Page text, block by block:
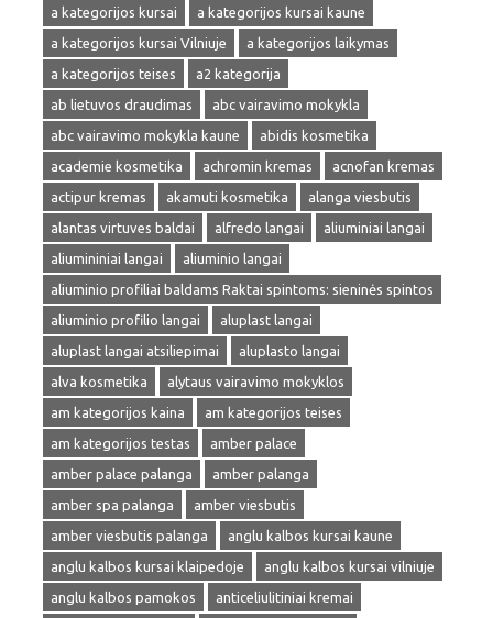
a kategorijos kursai
a kategorijos kursai kaune
a kategorijos kursai Vilniuje
a kategorijos laikymas
a kategorijos teises
a2 kategorija
ab lietuvos draudimas
abc vairavimo mokykla
abc vairavimo mokykla kaune
abidis kosmetika
academie kosmetika
achromin kremas
acnofan kremas
actipur kremas
akamuti kosmetika
alanga viesbutis
alantas virtuves baldai
alfredo langai
aliuminiai langai
aliumininiai langai
aliuminio langai
aliuminio profiliai baldams Raktai spintoms: sieninės spintos
aliuminio profilio langai
aluplast langai
aluplast langai atsiliepimai
aluplasto langai
alva kosmetika
alytaus vairavimo mokyklos
am kategorijos kaina
am kategorijos teises
am kategorijos testas
amber palace
amber palace palanga
amber palanga
amber spa palanga
amber viesbutis
amber viesbutis palanga
anglu kalbos kursai kaune
anglu kalbos kursai klaipedoje
anglu kalbos kursai vilniuje
anglu kalbos pamokos
anticeliulitiniai kremai